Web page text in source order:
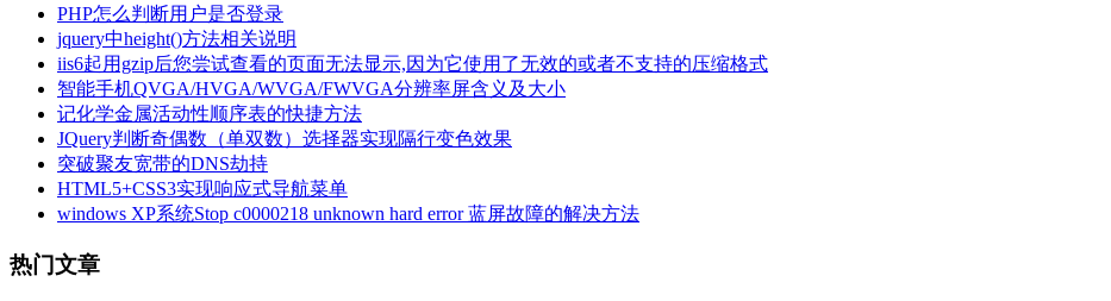
PHP怎么判断用户是否登录
jquery中height()方法相关说明
iis6起用gzip后您尝试查看的页面无法显示,因为它使用了无效的或者不支持的压缩格式
智能手机QVGA/HVGA/WVGA/FWVGA分辨率屏含义及大小
记化学金属活动性顺序表的快捷方法
JQuery判断奇偶数（单双数）选择器实现隔行变色效果
突破聚友宽带的DNS劫持
HTML5+CSS3实现响应式导航菜单
windows XP系统Stop c0000218 unknown hard error 蓝屏故障的解决方法
热门文章